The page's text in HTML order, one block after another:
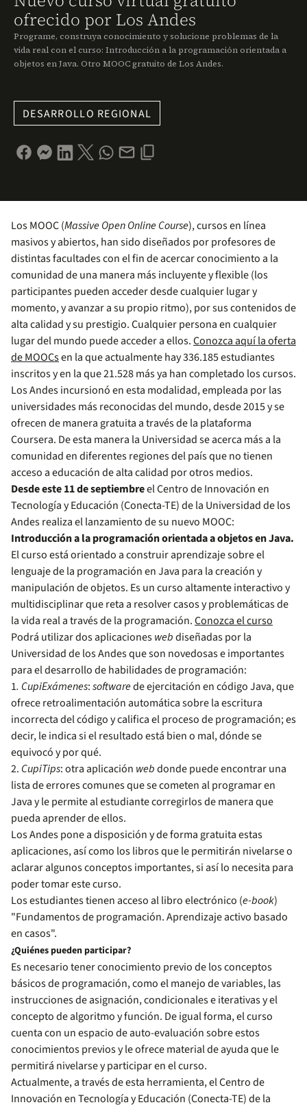
ofrecido por Los Andes
Programe, construya conocimiento y solucione problemas de la
vida real con el curso: Introducción a la programación orientada a
objetos en Java. Otro MOOC gratuito de Los Andes.
DESARROLLO REGIONAL
Los MOOC (Massive Open Online Course), cursos en línea
masivos y abiertos, han sido diseñados por profesores de
distintas facultades con el fin de acercar conocimiento a la
comunidad de una manera más incluyente y flexible (los
participantes pueden acceder desde cualquier lugar y
momento, y avanzar a su propio ritmo), por sus contenidos de
alta calidad y su prestigio. Cualquier persona en cualquier
lugar del mundo puede acceder a ellos.Conozca aquí la oferta
de MOOCsen la que actualmente hay 336.185 estudiantes
inscritos y en la que 21.528 más ya han completado los cursos.
Los Andes incursionó en esta modalidad, empleada por las
universidades más reconocidas del mundo, desde 2015 y se
ofrecen de manera gratuita a través de la plataforma
Coursera. De esta manera la Universidad se acerca más a la
comunidad en diferentes regiones del país que no tienen
acceso a educación de alta calidad por otros medios.
Desde este 11 de septiembreel Centro de Innovación en
Tecnología y Educación (Conecta-TE) de la Universidad de los
Andes realiza el lanzamiento de su nuevo MOOC:
Introducción a la programación orientada a objetos en Java.
El curso está orientado a construir aprendizaje sobre el
lenguaje de la programación en Java para la creación y
manipulación de objetos. Es un curso altamente interactivo y
multidisciplinar que reta a resolver casos y problemáticas de
la vida real a través de la programación.Conozca el curso
Podrá utilizar dos aplicacioneswebdiseñadas por la
Universidad de los Andes que son novedosas e importantes
para el desarrollo de habilidades de programación:
1. CupiExámenes:softwarede ejercitación en código Java, que
ofrece retroalimentación automática sobre la escritura
incorrecta del código y califica el proceso de programación; es
decir, le indica si el resultado está bien o mal, dónde se
equivocó y por qué.
2. CupiTips: otra aplicación webdonde puede encontrar una
lista de errores comunes que se cometen al programar en
Java y le permite al estudiante corregirlos de manera que
pueda aprender de ellos.
Los Andes pone a disposición y de forma gratuita estas
aplicaciones, así como los libros que le permitirán nivelarse o
aclarar algunos conceptos importantes, si así lo necesita para
poder tomar este curso.
Los estudiantes tienen acceso al libro electrónico (e-book)
"Fundamentos de programación. Aprendizaje activo basado
en casos".
¿Quiénes pueden participar?
Es necesario tener conocimiento previo de los conceptos
básicos de programación, como el manejo de variables, las
instrucciones de asignación, condicionales e iterativas y el
concepto de algoritmo y función. De igual forma, el curso
cuenta con un espacio de auto-evaluación sobre estos
conocimientos previos y le ofrece material de ayuda que le
permitirá nivelarse y participar en el curso.
Actualmente, a través de esta herramienta, el Centro de
Innovación en Tecnología y Educación (Conecta-TE) de la